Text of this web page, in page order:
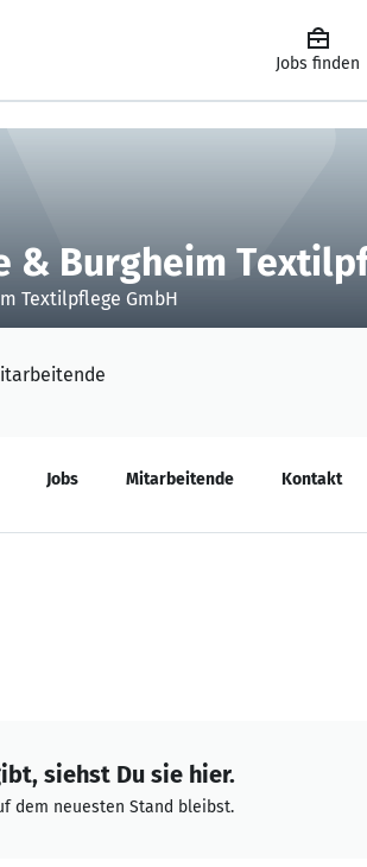
Jobs finden
& Burgheim
Textilpflege GmbH
Jobs Mitarbeitende Kontakt
siehst Du sie hier.
dem neuesten Stand bleibst.